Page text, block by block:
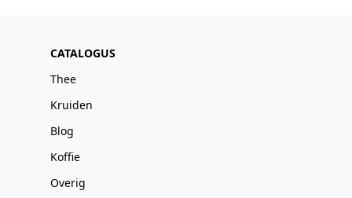
CATALOGUS
Thee
Kruiden
Blog
Koffie
Overig